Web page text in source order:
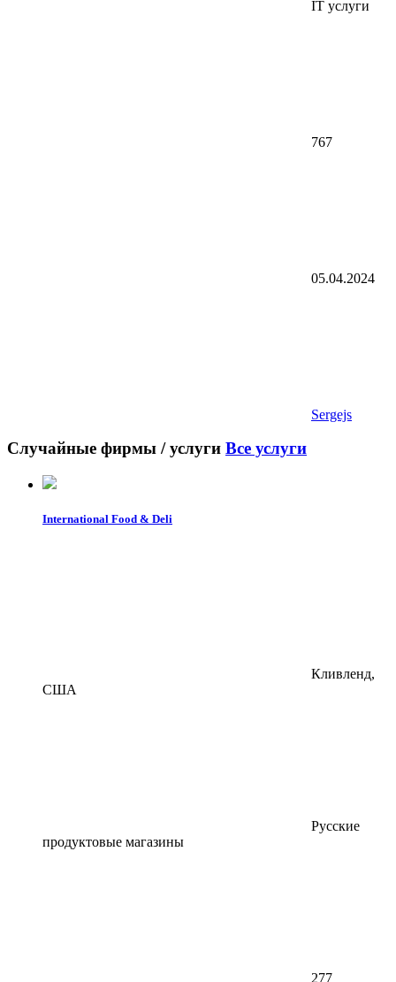
IT услуги
767
05.04.2024
Sergejs
Случайные фирмы / услуги Все услуги
International Food & Deli
Кливленд,
США
Русские
продуктовые магазины
277